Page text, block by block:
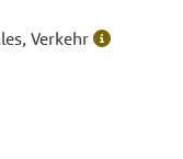
Verkehr